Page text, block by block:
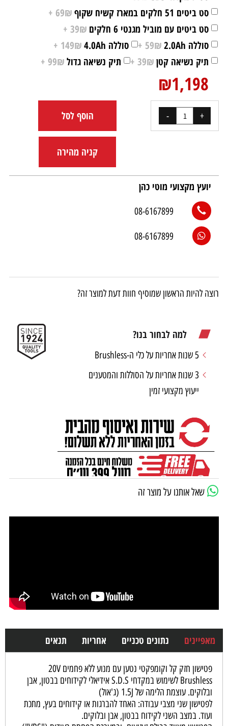
סט ביטים 51 חלקים במארז קשיח שקוף
69₪ +
סט ביטים עם מוביל מגנטי 6 חלקים
39₪ +
סוללה 2.0Ah
59₪ + סוללה 4.0Ah
149₪ +
תיק נשיאה קטן39₪ + תיק נשיאה גדול99₪ +
₪1,198
הוסף לסל
קניה מהירה
יועץ מקצועי מוטי כהן
08-6167899
08-6167899
רוצה להיות הראשון שמוסיף חוות דעת למוצר זה?
למה לבחור בנו?
5 שנות אחריות על כלי ה-Brushless
3 שנות אחריות על הסוללות והמטענים
ייעוץ מקצועי זמין
שאל אותנו על מוצר זה
מאפיינים נתונים טכניים אחריות תנאים
פטישון חזק קל וקומפקטי נטען עם מנוע ללא פחמים 20V
Brushless לשימוש במקדחי S.D.S אידיאלי לקידוחים בבטון, אבן
ובלוקים. עוצמת הלימה של 1.5J (ג'אול)
לפטישון שני מצבי עבודה: האחד להברגות או קידוחים בעץ, מתכת
ועוד. במצב השני לקידוח בבטון, אבן ובלוקים.